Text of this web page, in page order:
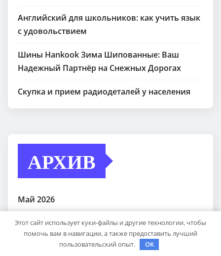
Английский для школьников: как учить язык
с удовольствием
Шины Hankook Зима Шипованные: Ваш
Надежный Партнёр на Снежных Дорогах
Скупка и прием радиодеталей у населения
АРХИВ
Май 2026
Апрель 2026
Декабрь 2025
Этот сайт использует куки-файлы и другие технологии, чтобы
помочь вам в навигации, а также предоставить лучший
пользовательский опыт.
OK